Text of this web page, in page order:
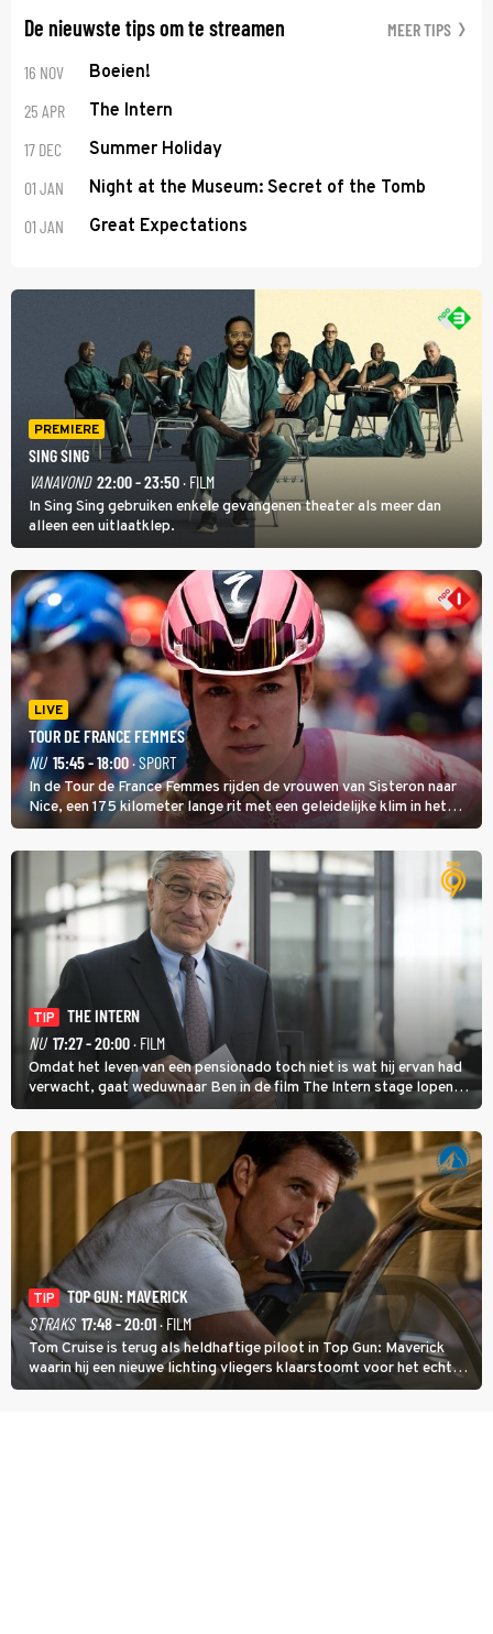
De nieuwste tips om te streamen MEER TIPS
16 NOV Boeien!
25 APR The Intern
17 DEC Summer Holiday
01 JAN Night at the Museum: Secret of the Tomb
01 JAN Great Expectations
PREMIERE
SING SING
VANAVOND 22:00 - 23:50· FILM
In Sing Sing gebruiken enkele gevangenen theater als meer dan
alleen een uitlaatklep.
LIVE
TOUR DE FRANCE FEMMES
NU 15:45 - 18:00· SPORT
In de Tour de France Femmes rijden de vrouwen van Sisteron naar
Nice, een 175 kilometer lange rit met een geleidelijke klim in het
midden. Dat is mogelijk niet de zwaarste hindernis, dat is de
temperatuur. Het kan in Nice namelijk bloedheet worden.
TIP
THE INTERN
NU 17:27 - 20:00· FILM
Omdat het leven van een pensionado toch niet is wat hij ervan had
verwacht, gaat weduwnaar Ben in de film The Intern stage lopen
bij de hippe webwinkel van Jules, wat een gouden zet blijkt te zijn.
TIP
TOP GUN: MAVERICK
STRAKS 17:48 - 20:01· FILM
Tom Cruise is terug als heldhaftige piloot in Top Gun: Maverick
waarin hij een nieuwe lichting vliegers klaarstoomt voor het echte
werk.